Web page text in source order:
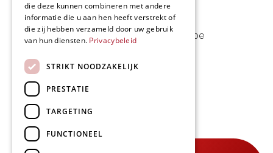
9940 Evergem, BE
09 253 49 57 - mail@delmo.be
die deze kunnen combineren met andere
informatie die u aan hen heeft verstrekt of
die zij hebben verzameld door uw gebruik
van hun diensten. Privacybeleid
STRIKT NOODZAKELIJK
PRESTATIE
TARGETING
FUNCTIONEEL